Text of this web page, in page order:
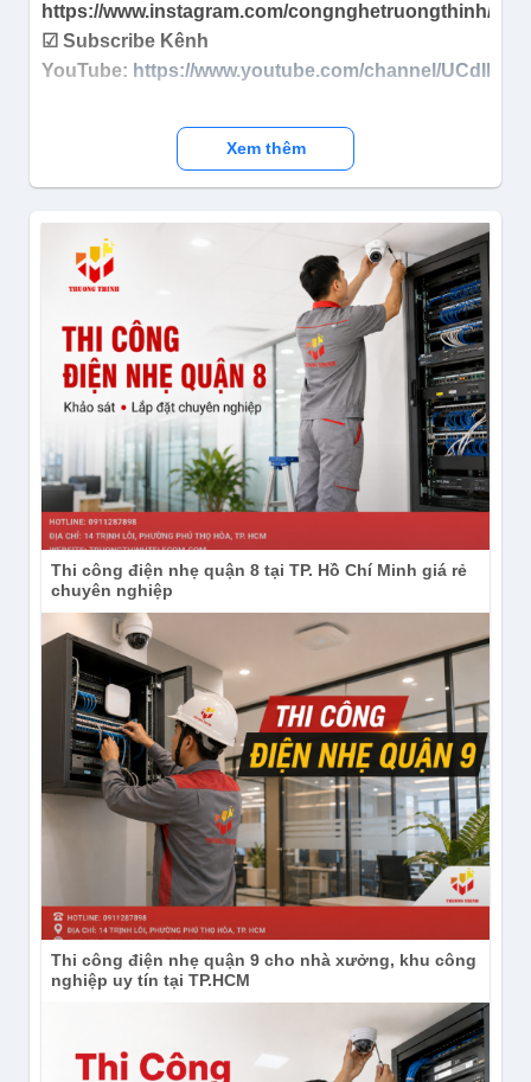
https://www.instagram.com/congnghetruongthinh/
☑ Subscribe Kênh
YouTube: https://www.youtube.com/channel/
Xem thêm
Thi công điện nhẹ quận 8 tại TP. Hồ Chí Minh giá rẻ
chuyên nghiệp
Thi công điện nhẹ quận 9 cho nhà xưởng, khu công
nghiệp uy tín tại TP.HCM